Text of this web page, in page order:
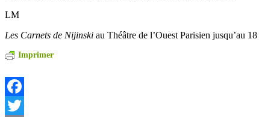
LM
Les Carnets de Nijinski au Théâtre de l’Ouest Parisien jusqu’au
Imprimer
Facebook